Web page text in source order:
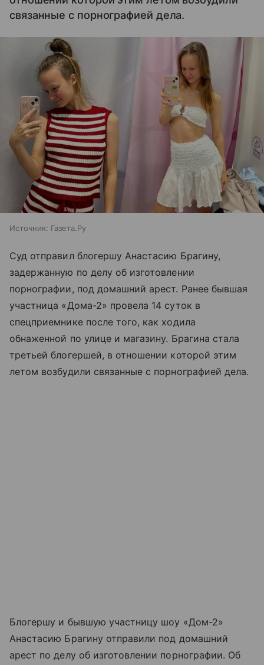
связанные с порнографией дела.
Источник: Газета.Ру
Суд отправил блогершу Анастасию Брагину,
задержанную по делу об изготовлении
порнографии, под домашний арест. Ранее бывшая
участница «Дома-2» провела 14 суток в
спецприемнике после того, как ходила
обнаженной по улице и магазину. Брагина стала
третьей блогершей, в отношении которой этим
летом возбудили связанные с порнографией дела.
Блогершу и бывшую участницу шоу «Дом-2»
Анастасию Брагину отправили под домашний
арест по делу об изготовлении порнографии. Об